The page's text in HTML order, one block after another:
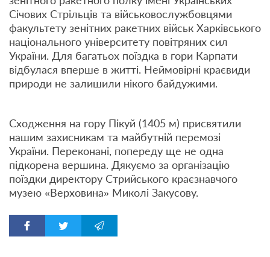
Січових Стрільців та військовослужбовцями
факультету зенітних ракетних військ Харківського
національного університету повітряних сил
України. Для багатьох поїздка в гори Карпати
відбулася вперше в житті. Неймовірні краєвиди
природи не залишили нікого байдужими.
Сходження на гору Пікуй (1405 м) присвятили
нашим захисникам та майбутній перемозі
України. Переконані, попереду ще не одна
підкорена вершина. Дякуємо за організацію
поїздки директору Стрийського краєзнавчого
музею «Верховина» Миколі Закусову.